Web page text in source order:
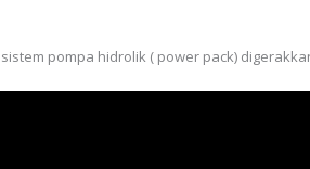
pompa hidrolik ( power pack)